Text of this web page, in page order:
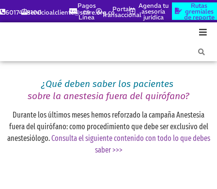
6017448100servicioalcliente@scare.org.co
Pagos
en
Línea
Portal
Transaccional
Agenda tu
asesoría
jurídica
Rutas
gremiales
de reporte
¿Qué deben saber los pacientes
sobre la anestesia fuera del quirófano?
Durante los últimos meses hemos reforzado la campaña Anestesia
fuera del quirófano: como procedimiento que debe ser exclusivo del
anestesiólogo.Consulta el siguiente contenido con todo lo que debes
saber >>>